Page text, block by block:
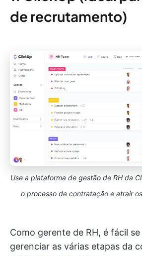
de recrutamento)
Use a plataforma de gestão de RH da
o processo de contratação e atrair
Como gerente de RH, é fácil
gerenciar as várias etapas da